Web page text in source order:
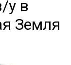
у в
Земля